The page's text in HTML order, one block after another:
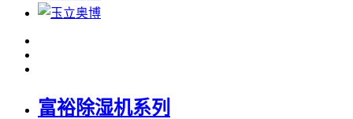
富裕除湿机系列